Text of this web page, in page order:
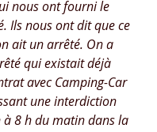
nous ont fourni le
Ils nous ont dit que ce
ait un arrêté. On a
qui existait déjà
avec Camping-Car
une interdiction
à 8 h du matin dans la